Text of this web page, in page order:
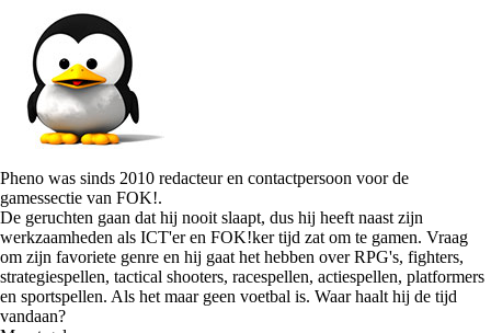
Pheno was sinds 2010 redacteur en contactpersoon voor de
gamessectie van FOK!.
De geruchten gaan dat hij nooit slaapt, dus hij heeft naast zijn
werkzaamheden als ICT'er en FOK!ker tijd zat om te gamen. Vraag
om zijn favoriete genre en hij gaat het hebben over RPG's, fighters,
strategiespellen, tactical shooters, racespellen, actiespellen, platformers
en sportspellen. Als het maar geen voetbal is. Waar haalt hij de tijd
vandaan?